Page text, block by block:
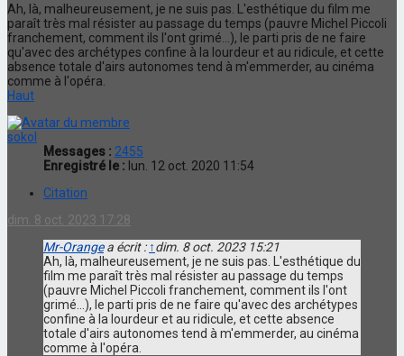
Ah, là, malheureusement, je ne suis pas. L'esthétique du film me
paraît très mal résister au passage du temps (pauvre Michel Piccoli
franchement, comment ils l'ont grimé...), le parti pris de ne faire
qu'avec des archétypes confine à la lourdeur et au ridicule, et cette
absence totale d'airs autonomes tend à m'emmerder, au cinéma
comme à l'opéra.
Haut
sokol
Messages : 2455
Enregistré le : lun. 12 oct. 2020 11:54
Citation
dim. 8 oct. 2023 17:28
Mr-Orangea écrit : ↑dim. 8 oct. 2023 15:21
Ah, là, malheureusement, je ne suis pas. L'esthétique du
film me paraît très mal résister au passage du temps
(pauvre Michel Piccoli franchement, comment ils l'ont
grimé...), le parti pris de ne faire qu'avec des archétypes
confine à la lourdeur et au ridicule, et cette absence
totale d'airs autonomes tend à m'emmerder, au cinéma
comme à l'opéra.